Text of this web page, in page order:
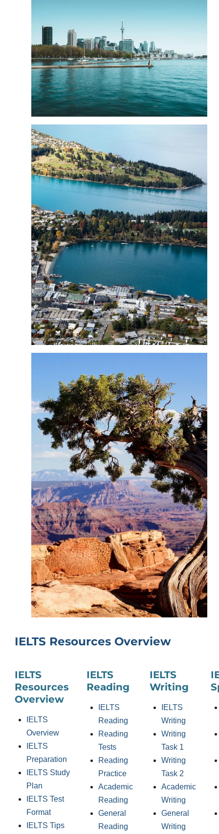
IELTS Resources Overview
IELTS
Resources
Overview
IELTS
Overview
IELTS
Preparation
IELTS Study
Plan
IELTS Test
Format
IELTS Tips
IELTS
Reading
IELTS
Reading
Reading
Tests
Reading
Practice
Academic
Reading
General
Reading
IELTS
Writing
IELTS
Writing
Writing
Task 1
Writing
Task 2
Academic
Writing
General
Writing